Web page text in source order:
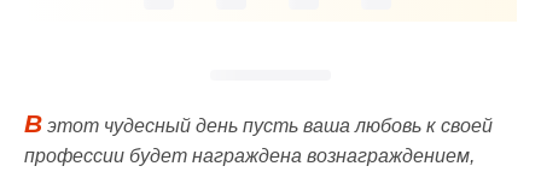
В этот чудесный день пусть ваша любовь к своей
профессии будет награждена вознаграждением,